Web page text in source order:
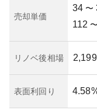
築年数や管理状況が
件の情報管理会社
修繕計画が整ってい
売却単価
34 〜
112 〜
リノベ後相場 2,199
表面利回り 4.58